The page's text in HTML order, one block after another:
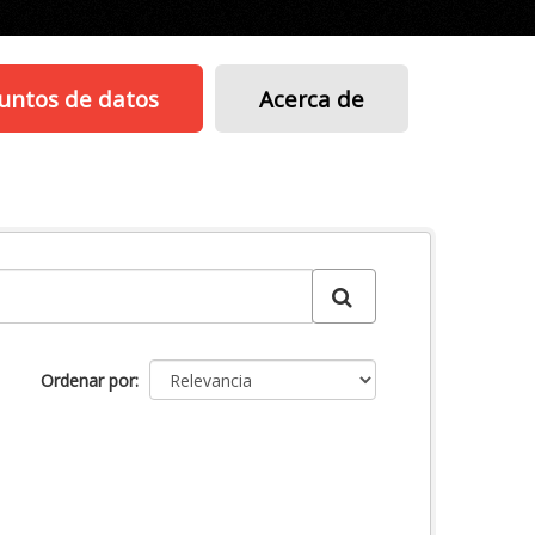
de datos Acerca de
Ordenar por